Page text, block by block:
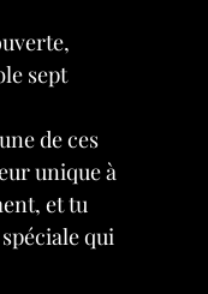
sept
de ces
unique à
et tu
qui